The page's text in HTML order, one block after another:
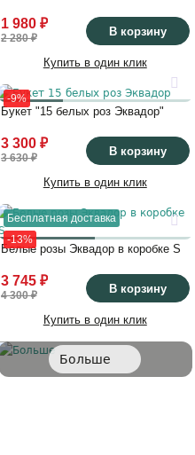
1 980 ₽
2 280 ₽ В корзину
Купить в один клик
-9%
Букет "15 белых роз Эквадор"
3 300 ₽
3 630 ₽ В корзину
Купить в один клик
Бесплатная доставка
-13%
Белые розы Эквадор в коробке S
3 745 ₽
4 300 ₽ В корзину
Купить в один клик
Больше